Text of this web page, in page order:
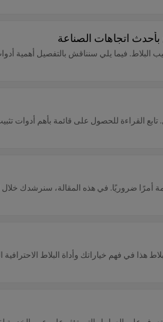
اتجاهات الصناعة
البلاط. فيما يلي سنناقش بالتفصيل أهمية
القراءة للحصول على قائمة بأهم أدوات
أمرًا ضروريًا. في هذه المقالة، سنرشدك
في فهم خياراتك وأداة البلاط